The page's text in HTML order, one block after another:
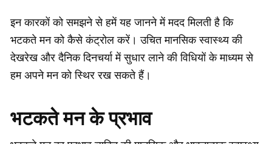
इन कारकों को समझने से हमें यह जानने में मदद मिलती है कि
भटकते मन को कैसे कंट्रोल करें। उचित मानसिक स्वास्थ्य की
देखरेख और दैनिक दिनचर्या में सुधार लाने की विधियों के माध्यम से
हम अपने मन को स्थिर रख सकते हैं।
भटकते मन के प्रभाव